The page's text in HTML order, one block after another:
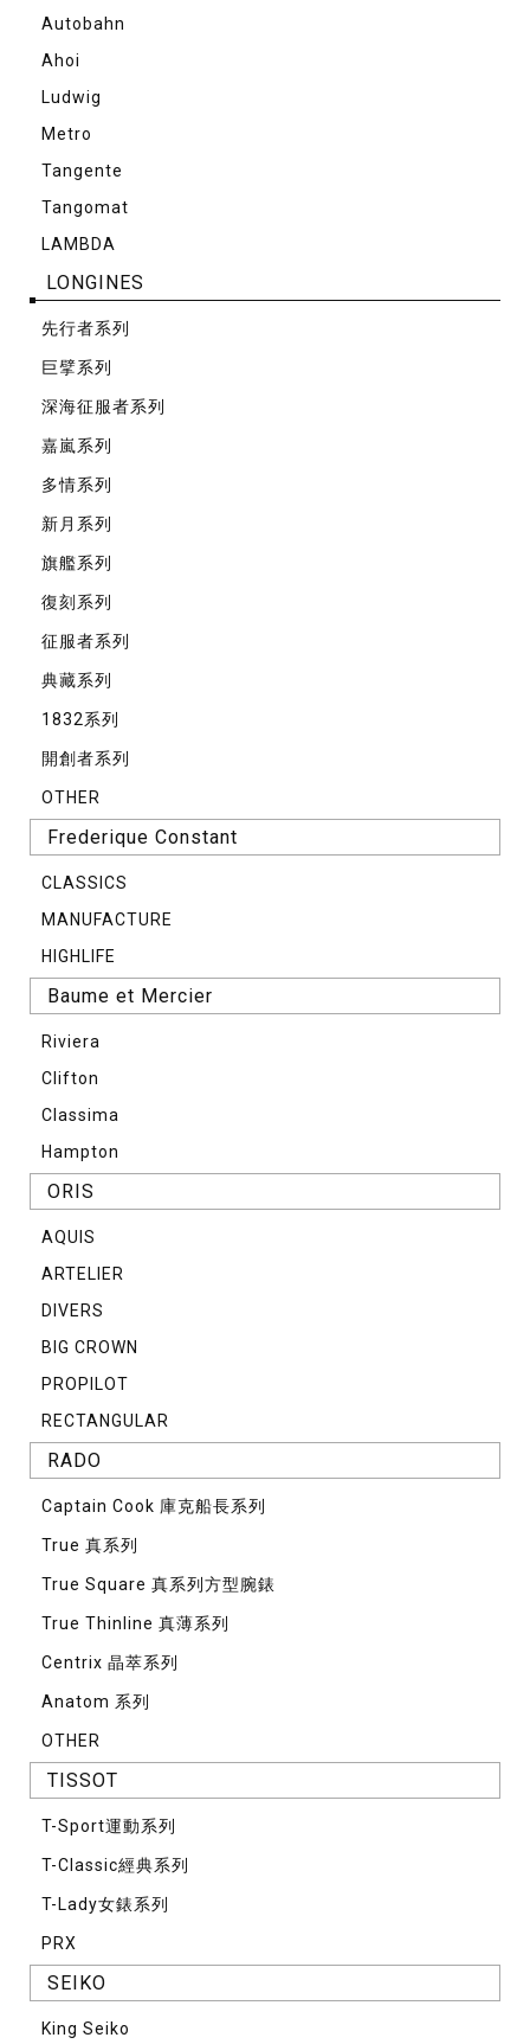
Autobahn
Ahoi
Ludwig
Metro
Tangente
Tangomat
LAMBDA
LONGINES
先⾏者系列
巨擘系列
深海征服者系列
嘉嵐系列
多情系列
新月系列
旗艦系列
復刻系列
征服者系列
典藏系列
1832系列
開創者系列
OTHER
Frederique Constant
CLASSICS
MANUFACTURE
HIGHLIFE
Baume et Mercier
Riviera
Clifton
Classima
Hampton
ORIS
AQUIS
ARTELIER
DIVERS
BIG CROWN
PROPILOT
RECTANGULAR
RADO
Captain Cook 庫克船長系列
True 真系列
True Square 真系列方型腕錶
True Thinline 真薄系列
Centrix 晶萃系列
Anatom 系列
OTHER
TISSOT
T-Sport運動系列
T-Classic經典系列
T-Lady女錶系列
PRX
SEIKO
King Seiko